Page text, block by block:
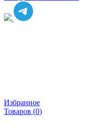
Избранное
Товаров (0)